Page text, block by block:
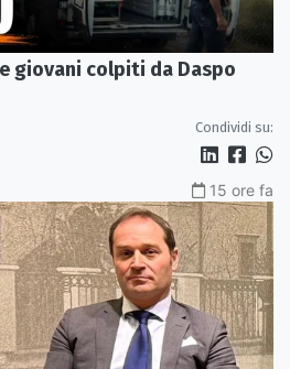
giovani colpiti da Daspo
Condividi su:
15 ore fa